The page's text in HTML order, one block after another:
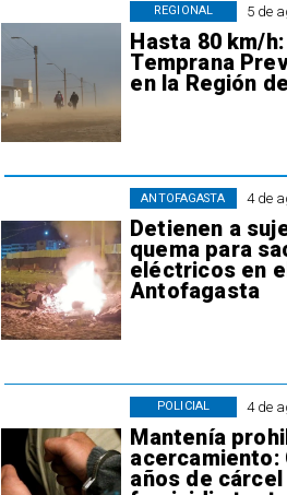
5 de
Hasta 80 km/
Temprana
en la Región
REGIONAL
4 de
Detienen a
quema para
eléctricos en
Antofagasta
ANTOFAGASTA
4 de
Mantenía
acercamiento:
años de
POLICIAL